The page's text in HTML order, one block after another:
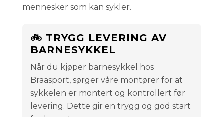
mennesker som kan sykler.
🚲 TRYGG LEVERING AV
BARNESYKKEL
Når du kjøper barnesykkel hos
Braasport, sørger våre montører for at
sykkelen er montert og kontrollert før
levering. Dette gir en trygg og god start